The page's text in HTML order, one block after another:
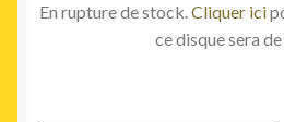
En rupture de stock.Cliquer ici
ce disque sera